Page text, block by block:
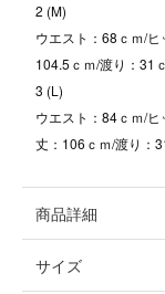
2 (M)
ウエスト：68ｃｍ/
104.5ｃｍ/渡り：31
3 (L)
ウエスト：84ｃｍ/
丈：106ｃｍ/渡り：
商品詳細
サイズ